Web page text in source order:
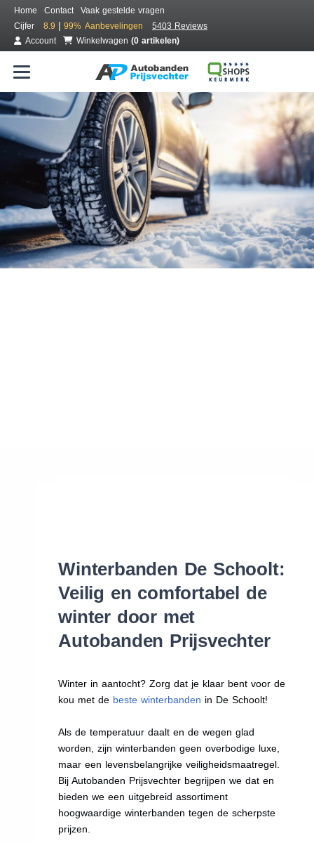
Home Contact
Vaak gestelde vragen
Cijfer
8.9 | 99% Aanbevelingen
5403 Reviews
Account
Winkelwagen (0 artikelen)
Bestel voordelig winterbanden
Gratis bezorgd of montage bij jou in de buurt
Seizoen:
Merken:
Winterbanden De Schoolt:
Veilig en comfortabel de
winter door met
Autobanden Prijsvechter
Winter in aantocht? Zorg dat je klaar bent voor de
kou met de beste winterbanden in De Schoolt!
Als de temperatuur daalt en de wegen glad
worden, zijn winterbanden geen overbodige luxe,
maar een levensbelangrijke veiligheidsmaatregel.
Bij Autobanden Prijsvechter begrijpen we dat en
bieden we een uitgebreid assortiment
hoogwaardige winterbanden tegen de scherpste
prijzen.